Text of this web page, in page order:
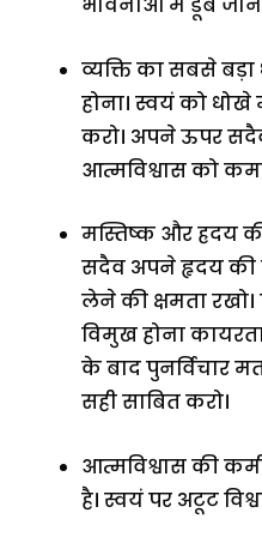
भावनाओं में डूब जाने
व्यक्ति का सबसे बड़ा
होना। स्वयं को
करो। अपने ऊपर
आत्मविश्वास को
मस्तिष्क और ह्रदय
सदैव अपने हृदय की
लेने की क्षमता
विमुख होना
के बाद पुनर्विचार
सही साबित करो।
आत्मविश्वास की
है। स्वयं पर अटूट